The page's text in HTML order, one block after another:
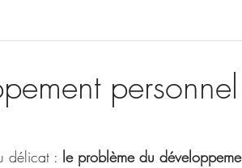
personnel
délicat : le problème du